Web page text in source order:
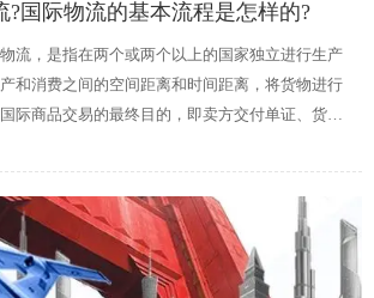
?国际物流的基本流程是怎样的?
流，是指在两个或两个以上的国家独立进行生产
和消费之间的空间距离和时间距离，将货物进行
际商品交易的最终目的，即卖方交付单证、货物
条件。